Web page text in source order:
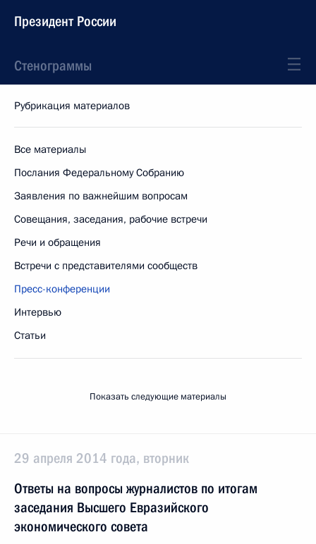
Президент России
Стенограммы
Рубрикация материалов
Все материалы
Послания Федеральному Собранию
Заявления по важнейшим вопросам
Совещания, заседания, рабочие встречи
Речи и обращения
Встречи с представителями сообществ
Пресс-конференции
Интервью
Статьи
Показать следующие материалы
29 апреля 2014 года, вторник
Ответы на вопросы журналистов по итогам
заседания Высшего Евразийского
экономического совета